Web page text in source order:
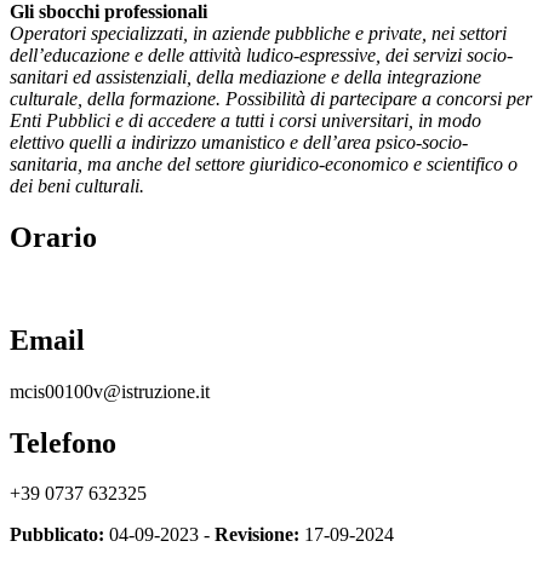
Gli sbocchi professionali
Operatori specializzati, in aziende pubbliche e private, nei settori
dell’educazione e delle attività ludico-espressive, dei servizi socio-
sanitari ed assistenziali, della mediazione e della integrazione
culturale, della formazione. Possibilità di partecipare a concorsi per
Enti Pubblici e di accedere a tutti i corsi universitari, in modo
elettivo quelli a indirizzo umanistico e dell’area psico-socio-
sanitaria, ma anche del settore giuridico-economico e scientifico o
dei beni culturali.
Orario
Email
mcis00100v@istruzione.it
Telefono
+39 0737 632325
Pubblicato: 04-09-2023 - Revisione: 17-09-2024